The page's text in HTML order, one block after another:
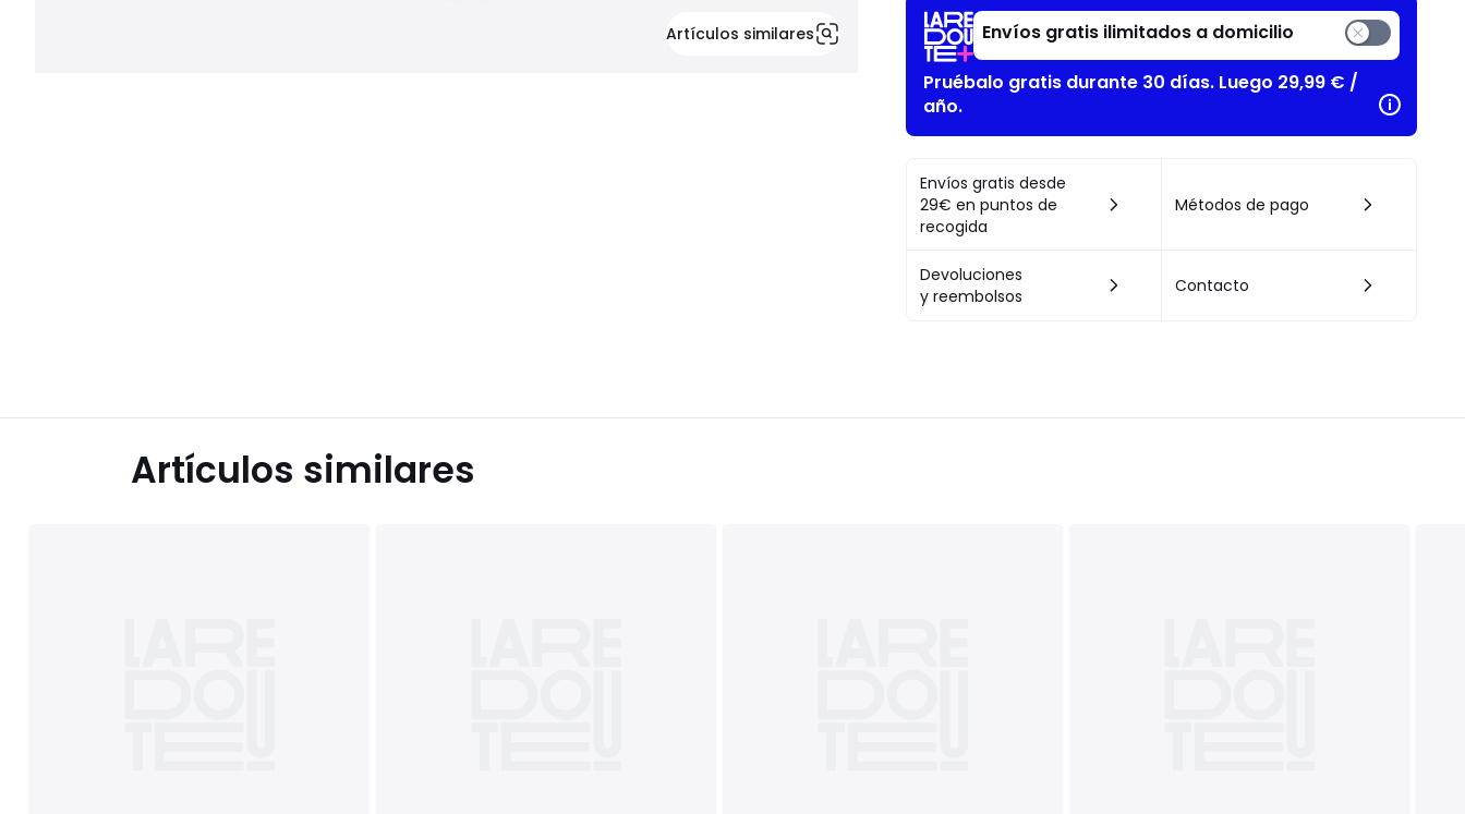
Artículos similares
Envíos gratis ilimitados a domicilio
Pruébalo gratis durante 30 días. Luego 29,99 € /
año.
Envíos gratis desde
29€ en puntos de
recogida
Métodos de pago
Devoluciones
y reembolsos
Contacto
Artículos similares